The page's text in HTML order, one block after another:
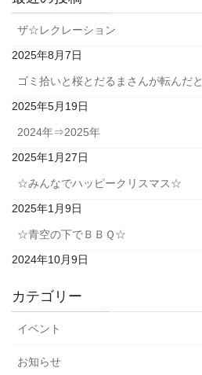
ザ☆レクレーション
2025年8月7日
ゴミ拾いと桜とだるまさんが転んだと
2025年5月19日
2024年⇒2025年
2025年1月27日
☆みんなでハッピークリスマス☆
2025年1月9日
☆青空の下でＢＢＱ☆
2024年10月9日
カテゴリー
イベント
お知らせ